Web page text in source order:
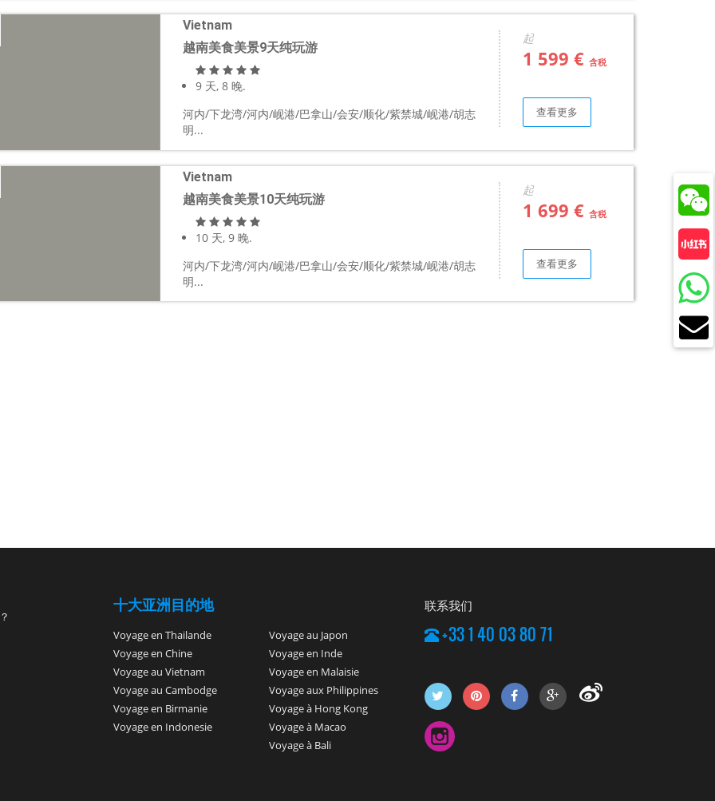
Vietnam
越南美食美景9天纯玩游
9 天, 8 晚.
河内/下龙湾/河内/岘港/巴拿山/会安/顺化/紫禁城/岘港/胡志
明...
起
1 599 € 含税
查看更多
Vietnam
越南美食美景10天纯玩游
10 天, 9 晚.
河内/下龙湾/河内/岘港/巴拿山/会安/顺化/紫禁城/岘港/胡志
明...
起
1 699 € 含税
查看更多
十大亚洲目的地
Voyage en Thailande
Voyage en Chine
Voyage au Vietnam
Voyage au Cambodge
Voyage en Birmanie
Voyage en Indonesie
Voyage au Japon
Voyage en Inde
Voyage en Malaisie
Voyage aux Philippines
Voyage à Hong Kong
Voyage à Macao
Voyage à Bali
联系我们
+33 1 40 03 80 71